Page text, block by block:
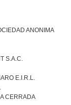
ANONIMA
S.A.C.
E.I.R.L.
CERRADA